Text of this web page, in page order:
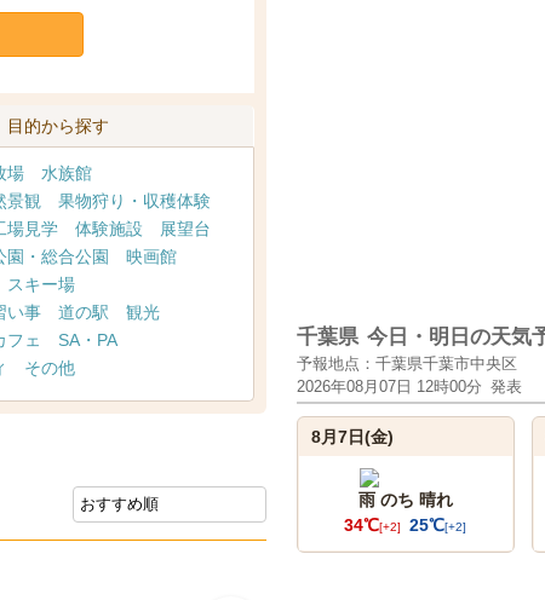
目的から探す
場
水族館
景観
果物狩り・収穫体験
場見学 体験施設
展望台
園・総合公園
映画館
スキー場
い事 道の駅
観光
フェ
SA・PA
その他
千葉県 今日・明日の天気
予報地点：千葉県千葉市中央区
2026年08月07日 12時00分 発表
8月7日(金)
雨 のち 晴れ
34℃[+2] 25℃[+2]